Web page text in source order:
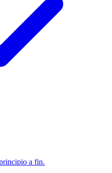
a fin.